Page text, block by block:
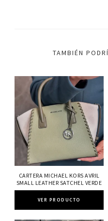
TAMBIÉN
CARTERA MICHAEL KORS AVRIL
SMALL LEATHER SATCHEL VERDE
VER PRODUCTO